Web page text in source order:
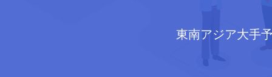
東南アジア大手